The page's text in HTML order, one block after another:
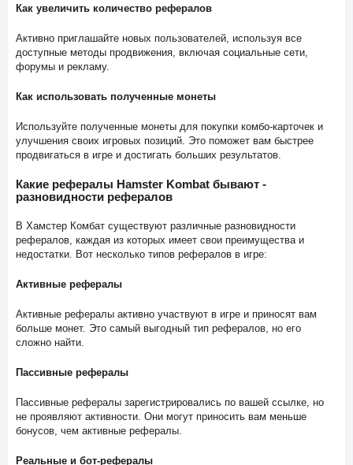
Как увеличить количество рефералов
Активно приглашайте новых пользователей, используя все
доступные методы продвижения, включая социальные сети,
форумы и рекламу.
Как использовать полученные монеты
Используйте полученные монеты для покупки комбо-карточек и
улучшения своих игровых позиций. Это поможет вам быстрее
продвигаться в игре и достигать больших результатов.
Какие рефералы Hamster Kombat бывают -
разновидности рефералов
В Хамстер Комбат существуют различные разновидности
рефералов, каждая из которых имеет свои преимущества и
недостатки. Вот несколько типов рефералов в игре:
Активные рефералы
Активные рефералы активно участвуют в игре и приносят вам
больше монет. Это самый выгодный тип рефералов, но его
сложно найти.
Пассивные рефералы
Пассивные рефералы зарегистрировались по вашей ссылке, но
не проявляют активности. Они могут приносить вам меньше
бонусов, чем активные рефералы.
Реальные и бот-рефералы